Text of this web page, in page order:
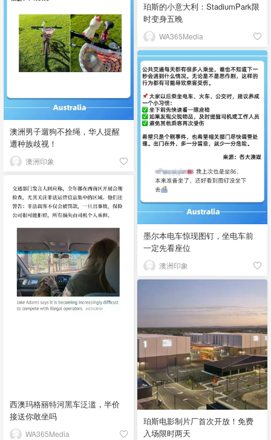
珀斯的小意大利：StadiumPark限
时变身五晚
WA365Media
澳洲男子遛狗不拴绳，华人提醒
遭种族歧视！
澳洲印象
墨尔本电车惊现图钉，坐电车前
一定先看座位
澳洲印象
西澳玛格丽特河黑车泛滥，半价
接送你敢坐吗
WA365Media
珀斯电影制片厂首次开放！免费
入场限时两天